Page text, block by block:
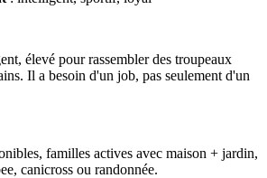
, élevé pour rassembler des troupeaux
Il a besoin d'un job, pas seulement d'un
familles actives avec maison + jardin,
canicross ou randonnée.